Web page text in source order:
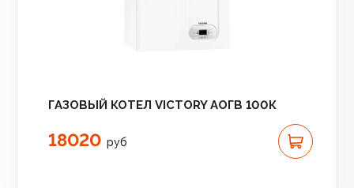
ГАЗОВЫЙ КОТЕЛ VICTORY АОГВ 100К
18020 руб